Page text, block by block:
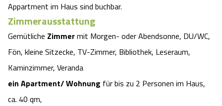
Appartment im Haus sind buchbar.
Zimmerausstattung
Gemütliche Zimmermit Morgen- oder Abendsonne, DU/WC,
Fön, kleine Sitzecke, TV-Zimmer, Bibliothek, Leseraum,
Kaminzimmer, Veranda
ein Apartment/ Wohnung für bis zu 2 Personen im Haus,
ca. 40 qm,